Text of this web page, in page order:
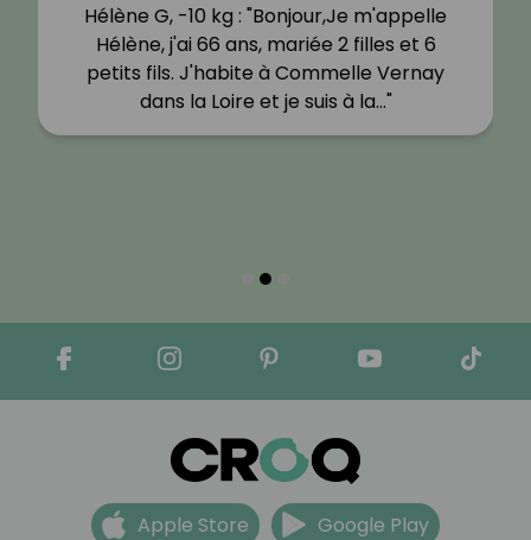
Virginie, -18 kg : "Cela a été
immédiatement le déclenchement. Je me
bats depuis toujours avec mon poids. J’ai
déjà testé d’autres programmes pour…"
Apple Store Google Play